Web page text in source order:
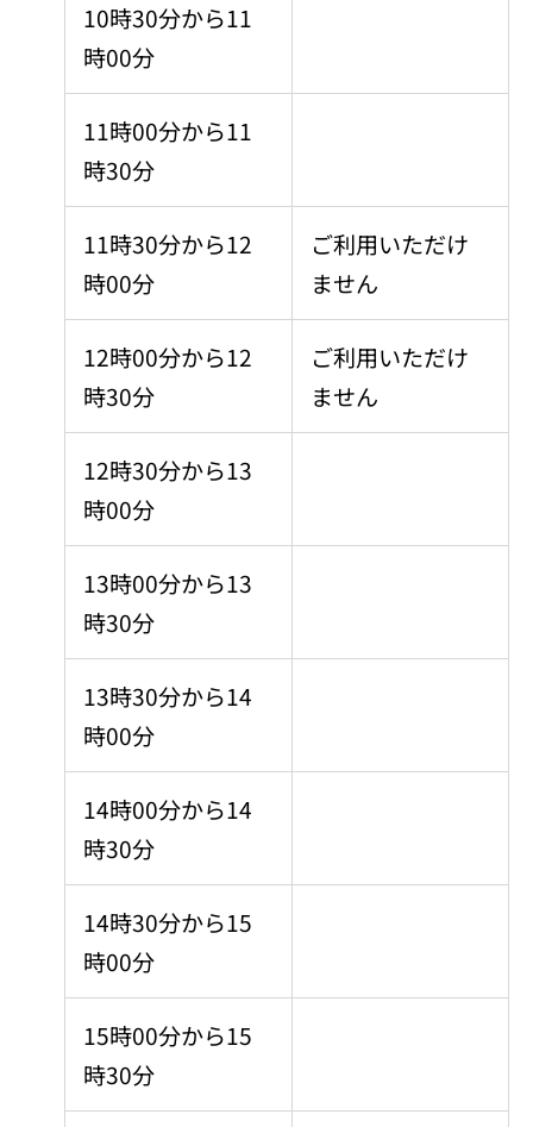
10時30分から11
時00分
11時00分から11
時30分
11時30分から12
時00分
ご利用いただけ
ません
12時00分から12
時30分
ご利用いただけ
ません
12時30分から13
時00分
13時00分から13
時30分
13時30分から14
時00分
14時00分から14
時30分
14時30分から15
時00分
15時00分から15
時30分